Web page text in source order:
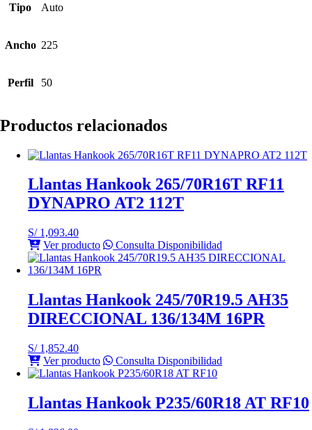
Tipo Auto
Ancho 225
Perfil 50
Productos relacionados
Llantas Hankook 265/70R16T RF11
DYNAPRO AT2 112T
S/1,093.40
Ver producto
Consulta Disponibilidad
Llantas Hankook 245/70R19.5 AH35
DIRECCIONAL 136/134M 16PR
S/1,852.40
Ver producto
Consulta Disponibilidad
Llantas Hankook P235/60R18 AT RF10